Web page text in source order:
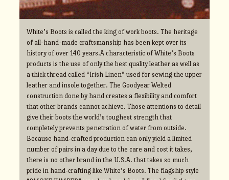
White’s Boots is called the king of work boots. The heritage
of all-hand-made craftsmanship has been kept over its
history of over 140 years.A characteristic of White’s Boots
products is the use of only the best quality leather as well as
a thick thread called “Irish Linen” used for sewing the upper
leather and insole together. The Goodyear Welted
construction done by hand creates a flexibility and comfort
that other brands cannot achieve. Those attentions to detail
give their boots the world’s toughest strength that
completely prevents penetration of water from outside.
Because hand-crafted production can only yield a limited
number of pairs in a day due to the care and cost it takes,
there is no other brand in the U.S.A. that takes so much
pride in hand-crafting like White’s Boots. The flagship style